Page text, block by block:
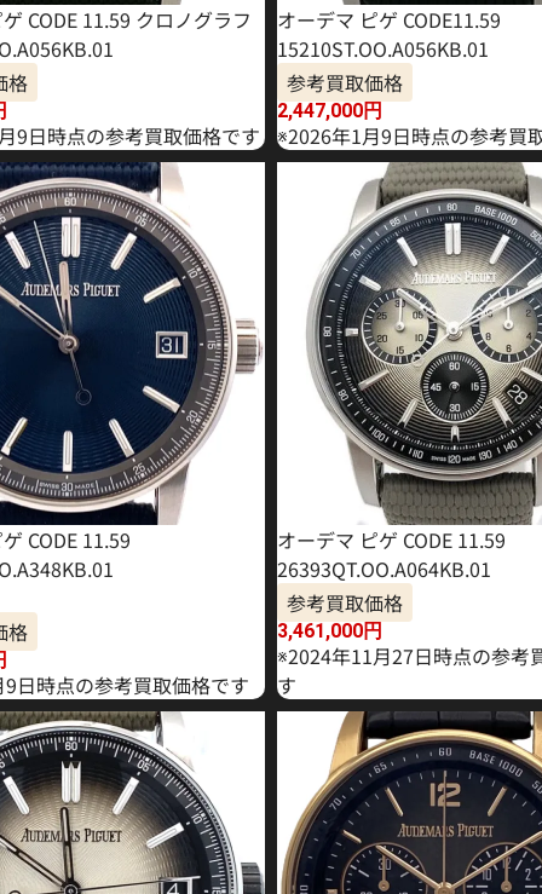
CODE 11.59 クロノグラフ
格
9日時点の参考買取価格です
オーデマ ピゲ CODE11.59
15210ST.OO.A056KB.01
参考買取価格
2,447,000円
※2026年1月9日時点の参考買
CODE 11.59
格
日時点の参考買取価格です
オーデマ ピゲ CODE 11.59
26393QT.OO.A064KB.01
参考買取価格
3,461,000円
※2024年11月27日時点の参考
す